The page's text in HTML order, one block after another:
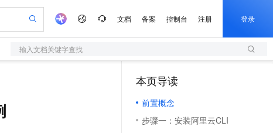
文档 备案 控制台 注册 登录
输入文档关键字查找
本页导读
前置概念
步骤一：安装阿里云CLI
性可伸缩的云计算服务
轻量应用服务器
数字证书管理服务（原SSL证书）
一句话生成原生可编辑精美 PPT 文稿
输入一句话想法, 轻松生成专业的 PPT
一键部署幻兽帕鲁游戏服务器 HOT
验
键开启高性价比 AI 编程新体验
AI 活动
AI 生产力先锋
先锋实践拓展 AI 生产力的边界
飞天发布时刻
器
阿里云 OPC 创新助力计划
Token 补贴，五大权
益加速 OPC 成功
专业服务
作计划
计划
服务伙伴合作计划
Al MaaS 服务伙伴赋能合作
伙伴信用分合作计划
开发者社区
海大会
加入我们